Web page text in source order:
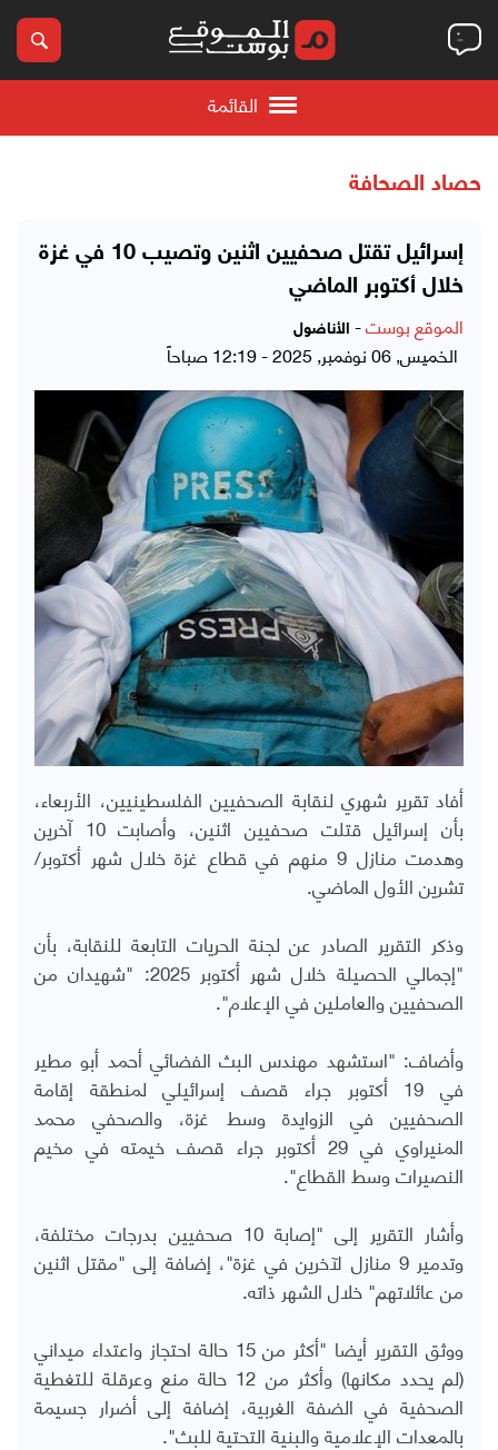
القائمة
حصاد الصحافة
إسرائيل تقتل صحفيين اثنين وتصيب 10 في غزة
خلال أكتوبر الماضي
الموقع بوست- الأناضول
الخميس, 06 نوفمبر, 2025 - 12:19 صباحاً
أفاد تقرير شهري لنقابة الصحفيين الفلسطينيين، الأربعاء،
بأن إسرائيل قتلت صحفيين اثنين، وأصابت 10 آخرين
وهدمت منازل 9 منهم في قطاع غزة خلال شهر أكتوبر/
تشرين الأول الماضي.
وذكر التقرير الصادر عن لجنة الحريات التابعة للنقابة، بأن
"إجمالي الحصيلة خلال شهر أكتوبر 2025: "شهيدان من
الصحفيين والعاملين في الإعلام".
وأضاف: "استشهد مهندس البث الفضائي أحمد أبو مطير
في 19 أكتوبر جراء قصف إسرائيلي لمنطقة إقامة
الصحفيين في الزوايدة وسط غزة، والصحفي محمد
المنيراوي في 29 أكتوبر جراء قصف خيمته في مخيم
النصيرات وسط القطاع".
وأشار التقرير إلى "إصابة 10 صحفيين بدرجات مختلفة،
وتدمير 9 منازل لآخرين في غزة"، إضافة إلى "مقتل اثنين
من عائلاتهم" خلال الشهر ذاته.
ووثق التقرير أيضا "أكثر من 15 حالة احتجاز واعتداء ميداني
(لم يحدد مكانها) وأكثر من 12 حالة منع وعرقلة للتغطية
الصحفية في الضفة الغربية، إضافة إلى أضرار جسيمة
بالمعدات الإعلامية والبنية التحتية للبث".